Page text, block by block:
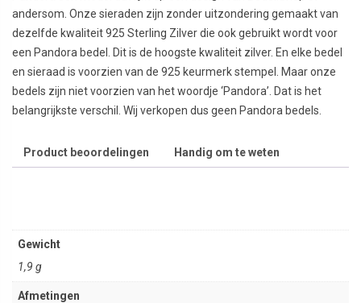
andersom. Onze sieraden zijn zonder uitzondering gemaakt van
dezelfde kwaliteit 925 Sterling Zilver die ook gebruikt wordt voor
een Pandora bedel. Dit is de hoogste kwaliteit zilver. En elke bedel
en sieraad is voorzien van de 925 keurmerk stempel. Maar onze
bedels zijn niet voorzien van het woordje ‘Pandora’. Dat is het
belangrijkste verschil. Wij verkopen dus geen Pandora bedels.
Product beoordelingen Handig om te weten
Gewicht
1,9 g
Afmetingen